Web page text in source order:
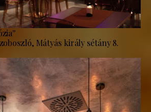
Mátyás király sétány 8.